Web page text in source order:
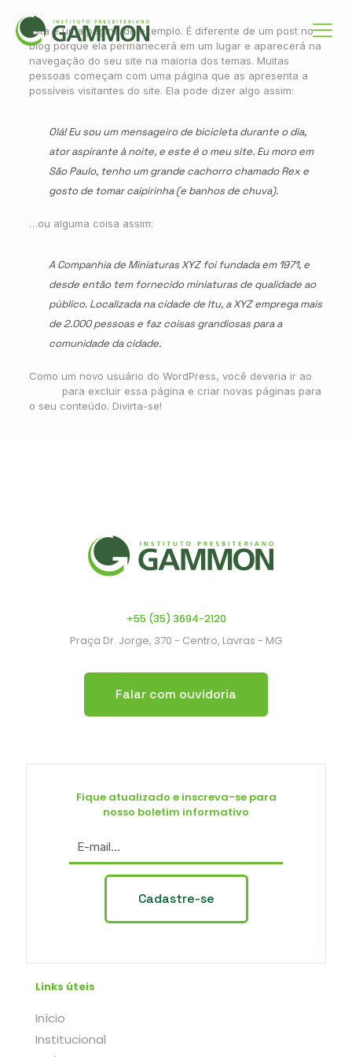
Esta é uma página de exemplo. É diferente de um post no
blog porque ela permanecerá em um lugar e aparecerá na
navegação do seu site na maioria dos temas. Muitas
pessoas começam com uma página que as apresenta a
possíveis visitantes do site. Ela pode dizer algo assim:
Olá! Eu sou um mensageiro de bicicleta durante o dia,
ator aspirante à noite, e este é o meu site. Eu moro em
São Paulo, tenho um grande cachorro chamado Rex e
gosto de tomar caipirinha (e banhos de chuva).
…ou alguma coisa assim:
A Companhia de Miniaturas XYZ foi fundada em 1971, e
desde então tem fornecido miniaturas de qualidade ao
público. Localizada na cidade de Itu, a XYZ emprega mais
de 2.000 pessoas e faz coisas grandiosas para a
comunidade da cidade.
Como um novo usuário do WordPress, você deveria ir ao
para excluir essa página e criar novas páginas para
o seu conteúdo. Divirta-se!
+55 (35) 3694-2120
Praça Dr. Jorge, 370 - Centro, Lavras - MG
Falar com ouvidoria
Links úteis
Início
Institucional
Fique atualizado e inscreva-se para
nosso boletim informativo